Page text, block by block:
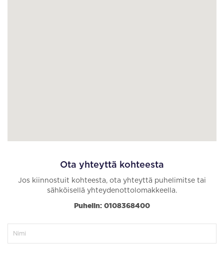
Ota yhteyttä kohteesta
Jos kiinnostuit kohteesta, ota yhteyttä puhelimitse tai
sähköisellä yhteydenottolomakkeella.
Puhelin: 0108368400